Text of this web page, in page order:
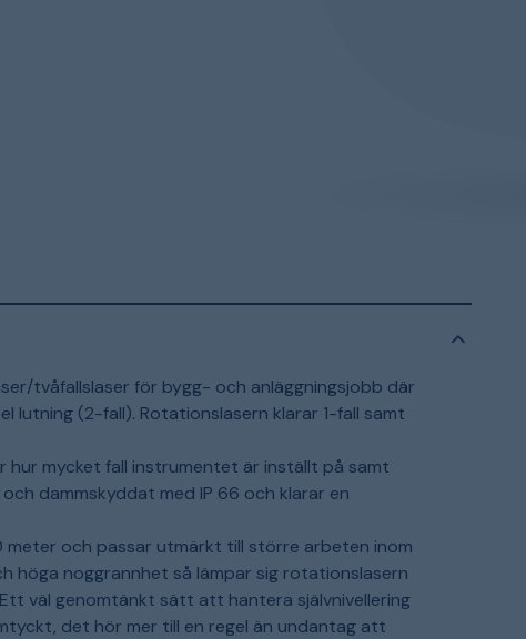
tvåfallslaser för bygg- och anläggningsjobb där
lutning (2-fall). Rotationslasern klarar 1-fall samt
hur mycket fall instrumentet är inställt på samt
dammskyddat med IP 66 och klarar en
meter och passar utmärkt till större arbeten inom
höga noggrannhet så lämpar sig rotationslasern
väl genomtänkt sätt att hantera självnivellering
det hör mer till en regel än undantag att